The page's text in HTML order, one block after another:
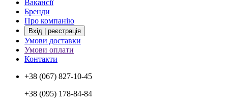
Вакансії
Бренди
Про компанію
Вхід | реєстрація
Умови доставки
Умови оплати
Контакти
+38 (067) 827-10-45
+38 (095) 178-84-84